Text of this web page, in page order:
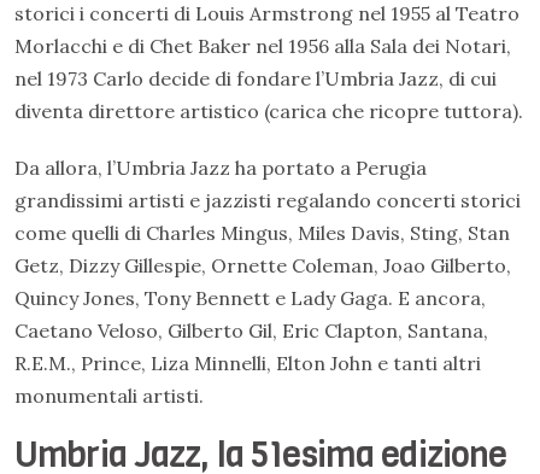
storici i concerti di Louis Armstrong nel 1955 al Teatro
Morlacchi e di Chet Baker nel 1956 alla Sala dei Notari,
nel 1973 Carlo decide di fondare l’Umbria Jazz, di cui
diventa direttore artistico (carica che ricopre tuttora).
Da allora, l’Umbria Jazz ha portato a Perugia
grandissimi artisti e jazzisti regalando concerti storici
come quelli di Charles Mingus, Miles Davis, Sting, Stan
Getz, Dizzy Gillespie, Ornette Coleman, Joao Gilberto,
Quincy Jones, Tony Bennett e Lady Gaga. E ancora,
Caetano Veloso, Gilberto Gil, Eric Clapton, Santana,
R.E.M., Prince, Liza Minnelli, Elton John e tanti altri
monumentali artisti.
Umbria Jazz, la 51esima edizione